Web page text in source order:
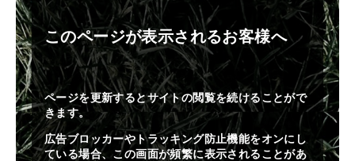
このページが表示されるお客様へ
ページを更新するとサイトの閲覧を続けることがで
きます。
広告ブロッカーやトラッキング防止機能をオンにし
ている場合、この画面が頻繁に表示されることがあ